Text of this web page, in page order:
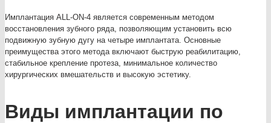
Имплантация ALL-ON-4 является современным методом
восстановления зубного ряда, позволяющим установить всю
подвижную зубную дугу на четыре имплантата. Основные
преимущества этого метода включают быструю реабилитацию,
стабильное крепление протеза, минимальное количество
хирургических вмешательств и высокую эстетику.
Виды имплантации по